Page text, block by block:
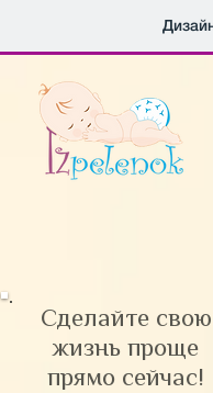
Сделайте свою
жизнь проще
прямо сейчас!